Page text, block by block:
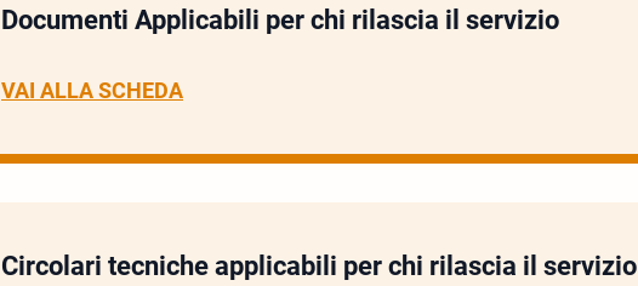
Documenti Applicabili per chi rilascia il servizio
VAI ALLA SCHEDA
Circolari tecniche applicabili per chi rilascia il servizio